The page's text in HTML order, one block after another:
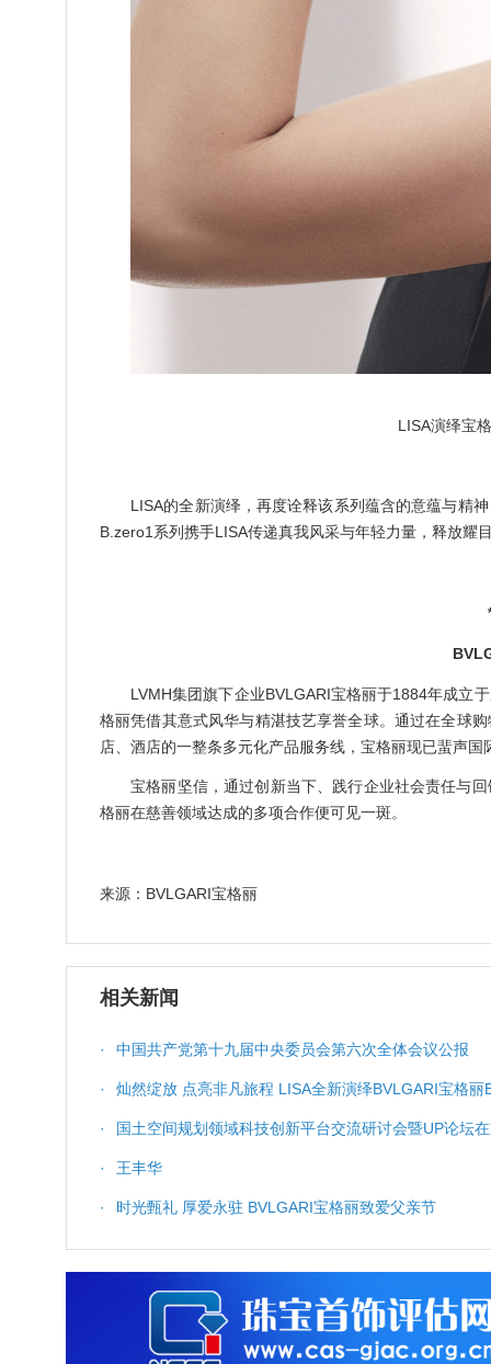
LISA演绎宝
LISA的全新演绎，再度诠释该系列蕴含的意蕴与精
B.zero1系列携手LISA传递真我风采与年轻力量，释放耀
LVMH集团旗下企业BVLGARI宝格丽于1884年成立
格丽凭借其意式风华与精湛技艺享誉全球。通过在全球
店、酒店的一整条多元化产品服务线，宝格丽现已蜚声国
宝格丽坚信，通过创新当下、践行企业社会责任与
格丽在慈善领域达成的多项合作便可见一斑。
来源：BVLGARI宝格丽
相关新闻
· 中国共产党第十九届中央委员会第六次全体会议公报
· 灿然绽放 点亮非凡旅程 LISA全新演绎BVLGARI宝格丽
· 国土空间规划领域科技创新平台交流研讨会暨UP论坛
· 王丰华
· 时光甄礼 厚爱永驻 BVLGARI宝格丽致爱父亲节